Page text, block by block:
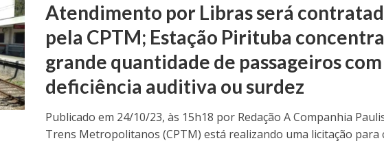
Atendimento por Libras será
pela CPTM; Estação Pirituba concentra
grande quantidade de passageiros com
deficiência auditiva ou surdez
Publicado em 24/10/23, às 15h18 por Redação A Companhia
Trens Metropolitanos (CPTM) está realizando uma licitação